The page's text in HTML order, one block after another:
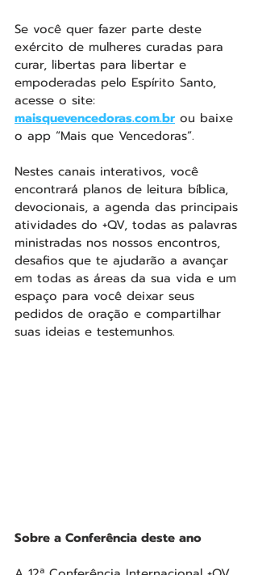
Se você quer fazer parte deste
exército de mulheres curadas para
curar, libertas para libertar e
empoderadas pelo Espírito Santo,
acesse o site:
maisquevencedoras.com.br ou baixe
o app “Mais que Vencedoras”.
Nestes canais interativos, você
encontrará planos de leitura bíblica,
devocionais, a agenda das principais
atividades do +QV, todas as palavras
ministradas nos nossos encontros,
desafios que te ajudarão a avançar
em todas as áreas da sua vida e um
espaço para você deixar seus
pedidos de oração e compartilhar
suas ideias e testemunhos.
Sobre a Conferência deste ano